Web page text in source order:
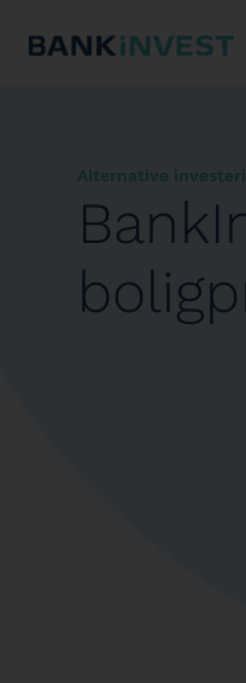
Alternative